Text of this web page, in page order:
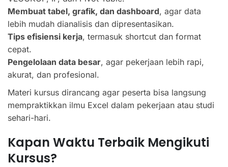
Membuat tabel, grafik, dan dashboard, agar data
lebih mudah dianalisis dan dipresentasikan.
Tips efisiensi kerja, termasuk shortcut dan format
cepat.
Pengelolaan data besar, agar pekerjaan lebih rapi,
akurat, dan profesional.
Materi kursus dirancang agar peserta bisa langsung
mempraktikkan ilmu Excel dalam pekerjaan atau studi
sehari-hari.
Kapan Waktu Terbaik Mengikuti
Kursus?